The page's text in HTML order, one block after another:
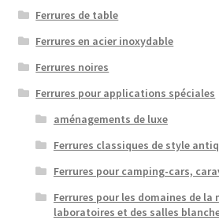
Ferrures de table
Ferrures en acier inoxydable
Ferrures noires
Ferrures pour applications spéciales
aménagements de luxe
Ferrures classiques de style
Ferrures pour camping-cars,
Ferrures pour les domaines de la
laboratoires et des salles